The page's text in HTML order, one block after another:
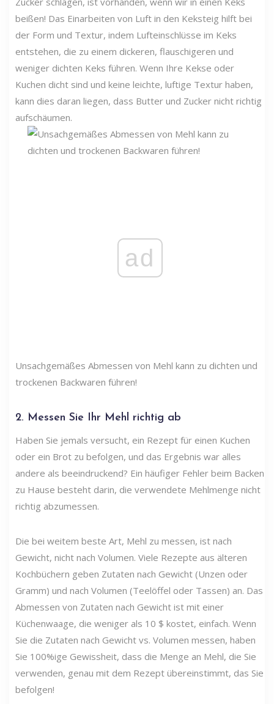
beißen! Das Einarbeiten von Luft in den Keksteig hilft bei
der Form und Textur, indem Lufteinschlüsse im Keks
entstehen, die zu einem dickeren, flauschigeren und
weniger dichten Keks führen. Wenn Ihre Kekse oder
Kuchen dicht sind und keine leichte, luftige Textur haben,
kann dies daran liegen, dass Butter und Zucker nicht richtig
aufschäumen.
ad
Unsachgemäßes Abmessen von Mehl kann zu dichten und
trockenen Backwaren führen!
2. Messen Sie Ihr Mehl richtig ab
Haben Sie jemals versucht, ein Rezept für einen Kuchen
oder ein Brot zu befolgen, und das Ergebnis war alles
andere als beeindruckend? Ein häufiger Fehler beim Backen
zu Hause besteht darin, die verwendete Mehlmenge nicht
richtig abzumessen.
Die bei weitem beste Art, Mehl zu messen, ist nach
Gewicht, nicht nach Volumen. Viele Rezepte aus älteren
Kochbüchern geben Zutaten nach Gewicht (Unzen oder
Gramm) und nach Volumen (Teelöffel oder Tassen) an. Das
Abmessen von Zutaten nach Gewicht ist mit einer
Küchenwaage, die weniger als 10 $ kostet, einfach. Wenn
Sie die Zutaten nach Gewicht vs. Volumen messen, haben
Sie 100%ige Gewissheit, dass die Menge an Mehl, die Sie
verwenden, genau mit dem Rezept übereinstimmt, das Sie
befolgen!